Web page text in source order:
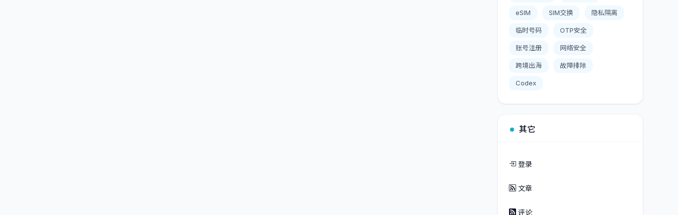
eSIM SIM交换 隐私隔离
临时号码 OTP安全
账号注册 网络安全
跨境出海 故障排除
Codex
其它
登录
文章
评论